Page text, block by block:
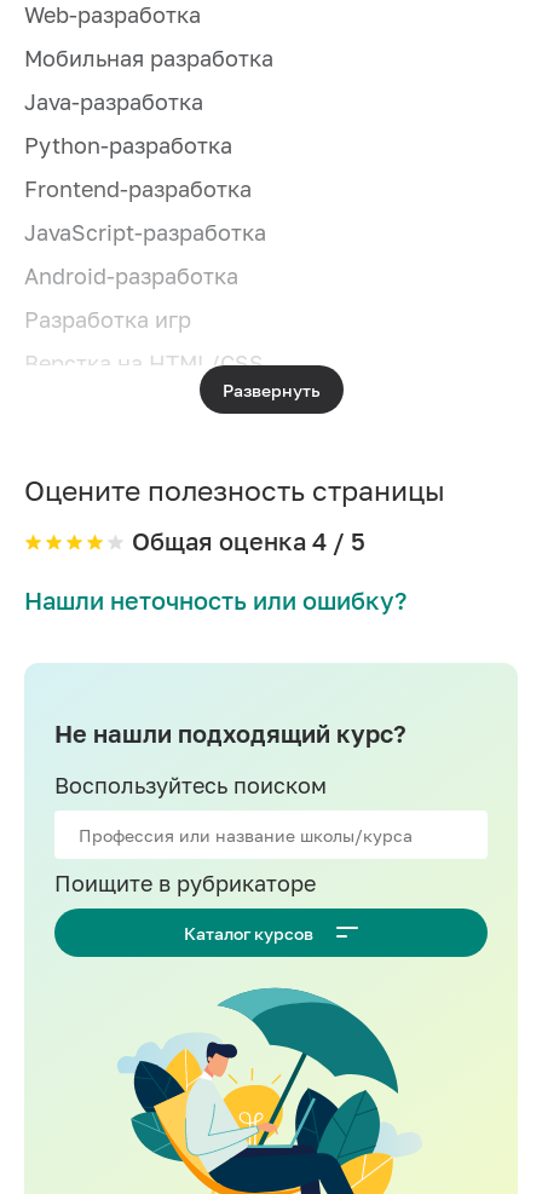
Web-разработка
Мобильная разработка
Java-разработка
Python-разработка
Frontend-разработка
JavaScript-разработка
Android-разработка
Разработка игр
Верстка на HTML/CSS
Системное администрирование
Разработка игр на Unity
PHP-разработка
Разработка на C++
Информационная безопасность
1C-разработка
Golang-разработка
VR/AR разработка
Разработка на Kotlin
Фреймворк Laravel
Blockchain
Развернуть
Оцените полезность страницы
Общая оценка 4/ 5
Нашли неточность или ошибку?
Не нашли подходящий курс?
Воспользуйтесь поиском
Поищите в рубрикаторе
Каталог курсов